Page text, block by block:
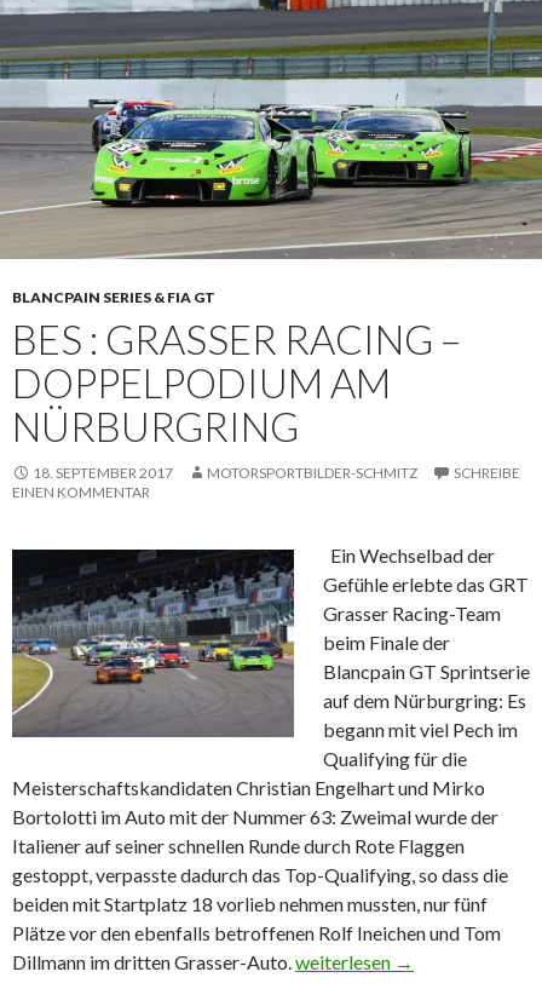
BLANCPAIN SERIES & FIA GT
BES : GRASSER RACING –
DOPPELPODIUM AM
NÜRBURGRING
18. SEPTEMBER 2017 MOTORSPORTBILDER-SCHMITZ
SCHREIBE
EINEN KOMMENTAR
Ein Wechselbad der
Gefühle erlebte das GRT
Grasser Racing-Team
beim Finale der
Blancpain GT Sprintserie
auf dem Nürburgring: Es
begann mit viel Pech im
Qualifying für die
Meisterschaftskandidaten Christian Engelhart und Mirko
Bortolotti im Auto mit der Nummer 63: Zweimal wurde der
Italiener auf seiner schnellen Runde durch Rote Flaggen
gestoppt, verpasste dadurch das Top-Qualifying, so dass die
beiden mit Startplatz 18 vorlieb nehmen mussten, nur fünf
Plätze vor den ebenfalls betroffenen Rolf Ineichen und Tom
Dillmann im dritten Grasser-Auto.BES : Grasser Racing –
weiterlesen →